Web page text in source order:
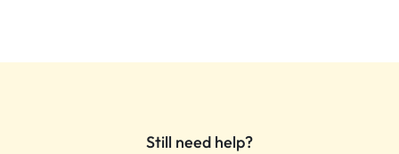
Still need help?